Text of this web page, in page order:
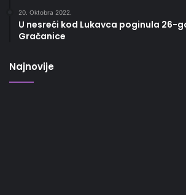
20. Oktobra 2022.
U nesreći kod Lukavca poginula 26-
Gračanice
Najnovije